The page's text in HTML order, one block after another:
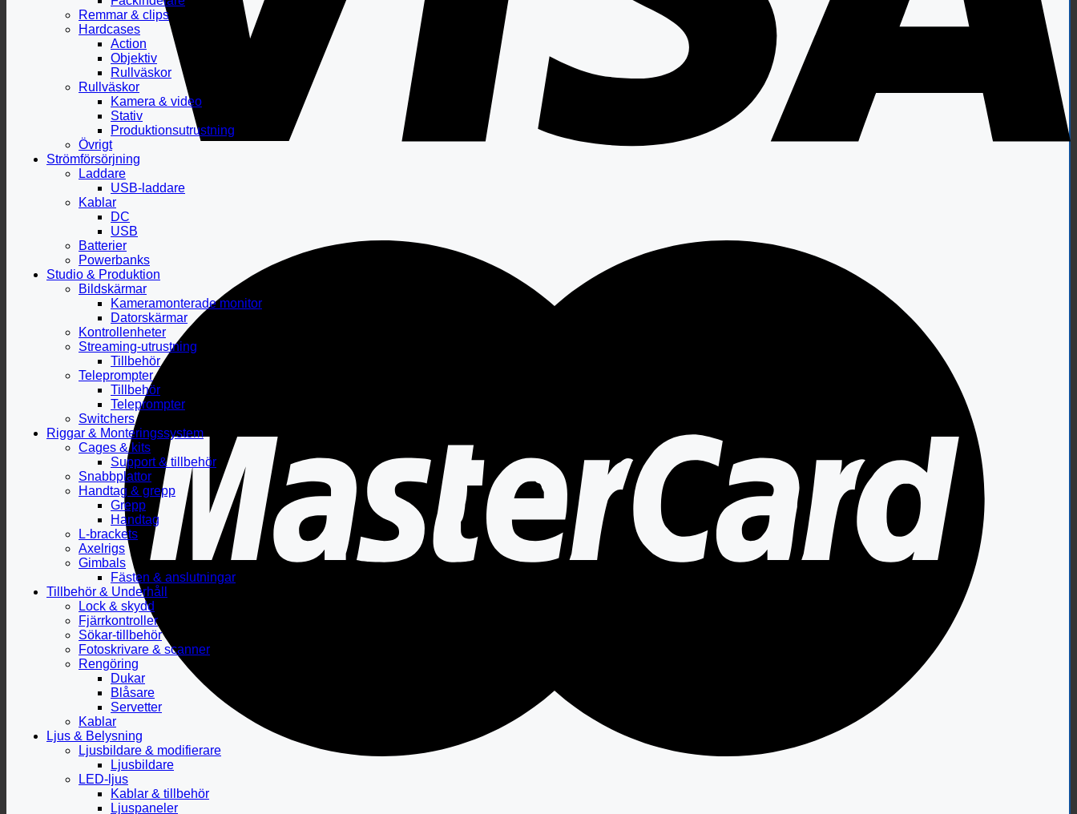
Remmar & clips
Hardcases
Action
Objektiv
Rullväskor
Rullväskor
Kamera & video
Stativ
Produktionsutrustning
Övrigt
Strömförsörjning
Laddare
USB-laddare
Kablar
DC
USB
Batterier
Powerbanks
Studio & Produktion
Bildskärmar
Kameramonterade monitor
Datorskärmar
Kontrollenheter
Streaming-utrustning
Tillbehör
Teleprompter
Tillbehör
Teleprompter
Switchers
Riggar & Monteringssystem
Cages & kits
Support & tillbehör
Snabbplattor
Handtag & grepp
Grepp
Handtag
L-brackets
Axelrigs
Gimbals
Fästen & anslutningar
Tillbehör & Underhåll
Lock & skydd
Fjärrkontroller
Sökar-tillbehör
Fotoskrivare & scanner
Rengöring
Dukar
Blåsare
Servetter
Kablar
Ljus & Belysning
Ljusbildare & modifierare
Ljusbildare
LED-ljus
Kablar & tillbehör
Ljuspaneler